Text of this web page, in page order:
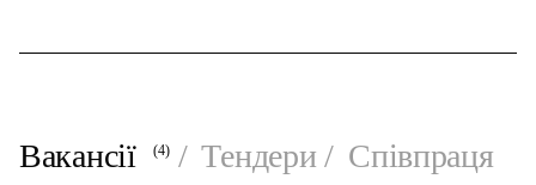
Вакансії (4) Тендери Співпраця